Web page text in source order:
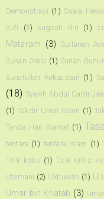
Demonstrasi (1) Suara
Sufi
(1) sugesti diri (1)
Mataram (3) Sultanah
Sunan Gresi (1) Sunan
Sunatullah Kekuasaan (1)
(18) Syeikh Abdul Qadir
(1) Takdir Umat Islam (1)
Tanda Hari Kiamat (1)
tentara (1) tentara Islam (1)
Titik kritis (1) Titik Kritis
Utsmani (2) Ukhuwah (1)
Umar bin Khatab (3)